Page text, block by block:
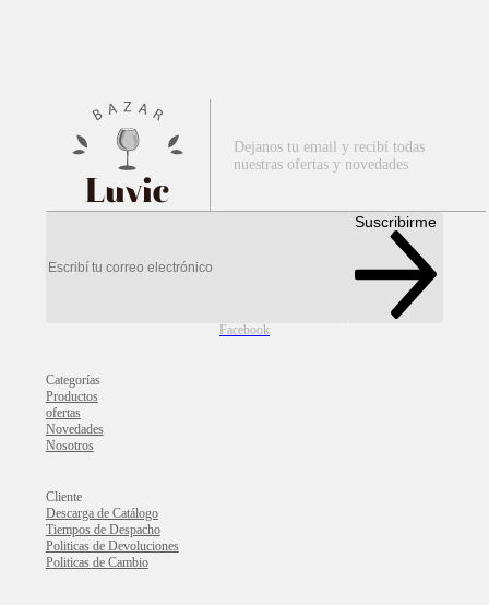
Luvic
Dejanos tu email y recibí todas
nuestras ofertas y novedades
Suscribirme
Facebook
Categorías
Productos
ofertas
Novedades
Nosotros
Cliente
Descarga de Catálogo
Tiempos de Despacho
Politicas de Devoluciones
Politicas de Cambio